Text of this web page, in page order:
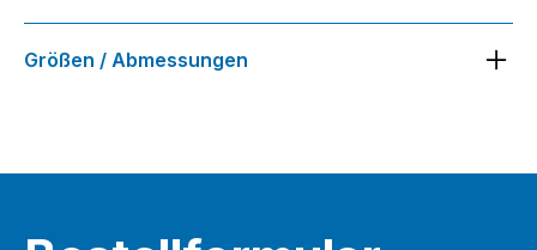
Größen / Abmessungen